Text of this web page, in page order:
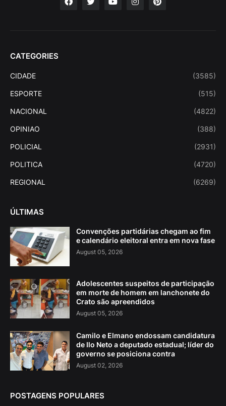
CATEGORIES
CIDADE (3585)
ESPORTE (515)
NACIONAL (4822)
OPINIAO (388)
POLICIAL (2931)
POLITICA (4720)
REGIONAL (6269)
ÚLTIMAS
Convenções partidárias chegam ao fim
e calendário eleitoral entra em nova fase
August 05, 2026
Adolescentes suspeitos de participação
em morte de homem em lanchonete do
Crato são apreendidos
August 05, 2026
Camilo e Elmano endossam candidatura
de Ilo Neto a deputado estadual; líder do
governo se posiciona contra
August 02, 2026
POSTAGENS POPULARES